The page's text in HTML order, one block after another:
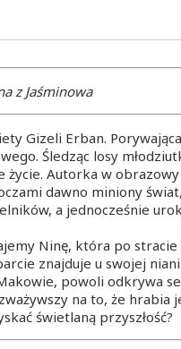
z Jaśminowa
Gizeli Erban.
Śledząc losy
życie. Autorka w
dawno miniony
a jednocześnie
Ninę, która po
znajduje u swojej
powoli odkrywa
na to, że hrabia
świetlaną przyszłość?